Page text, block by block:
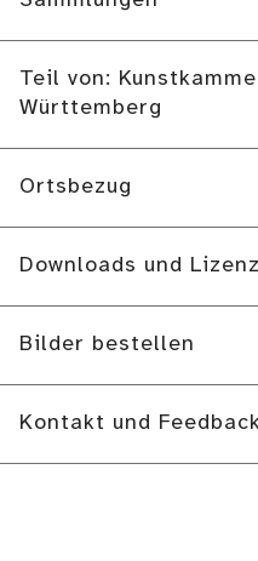
Teil von:
Württemberg
Ortsbezug
Downloads und
Bilder bestellen
Kontakt und